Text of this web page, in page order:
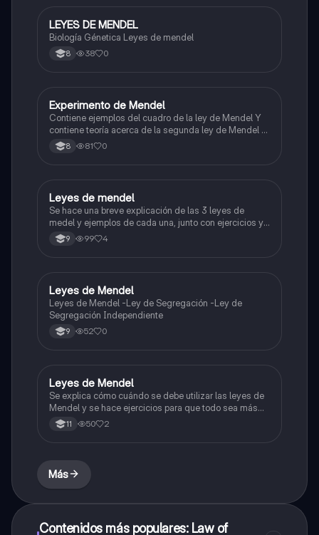
Biologia
LEYES DE MENDEL
Biología Génetica Leyes de mendel
8 38 0
Biologia
Experimento de Mendel
Contiene ejemplos del cuadro de la ley de Mendel Y
contiene teoría acerca de la segunda ley de Mendel y
la tercera ley de Mendel
8 81 0
Biologia
Leyes de mendel
Se hace una breve explicación de las 3 leyes de
medel y ejemplos de cada una, junto con ejercicios y
su respectivo procedimiento
9 99 4
Biologia
Leyes de Mendel
Leyes de Mendel -Ley de Segregación -Ley de
Segregación Independiente
9 52 0
Biologia
Leyes de Mendel
Se explica cómo cuándo se debe utilizar las leyes de
Mendel y se hace ejercicios para que todo sea más
claro11 50 2
Más
Contenidos más populares: Law of